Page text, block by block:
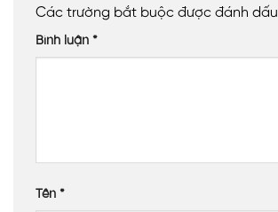
Các trường bắt buộc được đánh dấu
Bình luận *
Tên *